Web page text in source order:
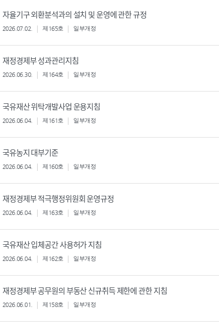
자율기구 외환분석과의 설치 및 운영에 관한 규정
2026.07.02. 제165호 일부개정
재정경제부 성과관리지침
2026.06.30. 제164호 일부개정
국유재산 위탁개발사업 운용지침
2026.06.04. 제161호 일부개정
국유농지 대부기준
2026.06.04. 제160호 일부개정
재정경제부 적극행정위원회 운영규정
2026.06.04. 제163호 일부개정
국유재산 입체공간 사용허가 지침
2026.06.04. 제162호 일부개정
재정경제부 공무원의 부동산 신규취득 제한에 관한 지침
2026.06.01. 제158호 일부개정